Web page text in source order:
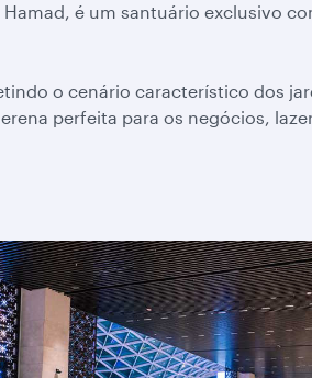
é um santuário exclusivo
o cenário característico dos
perfeita para os negócios,